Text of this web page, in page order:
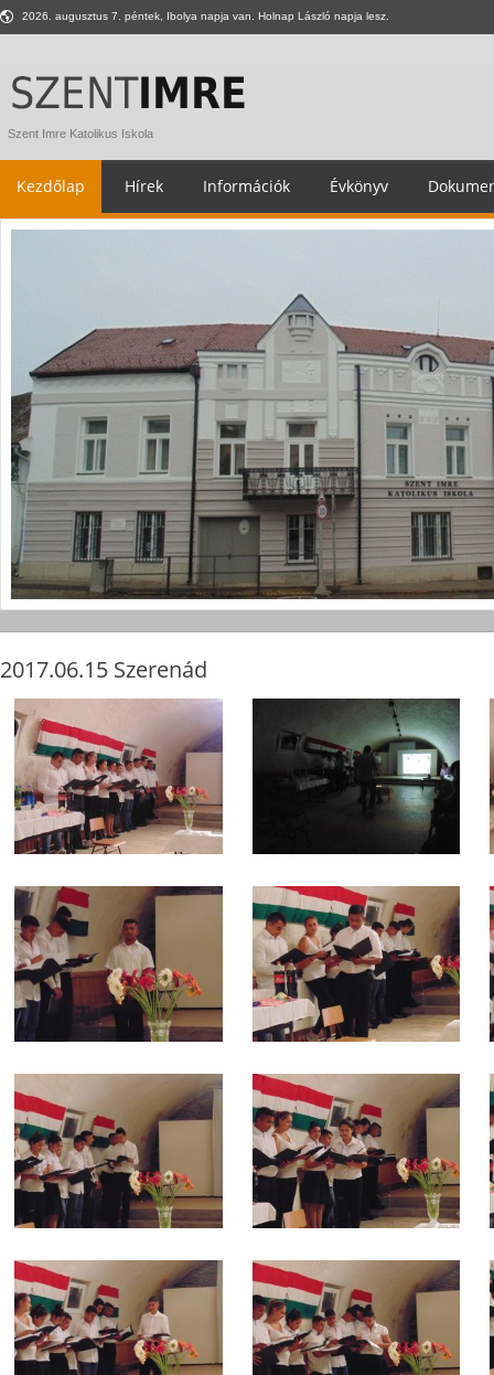
2026. augusztus 7. péntek, Ibolya napja van. Holnap László napja lesz.
Szent Imre Katolikus Iskola
Kezdőlap Hírek Információk Évkönyv
2017.06.15 Szerenád